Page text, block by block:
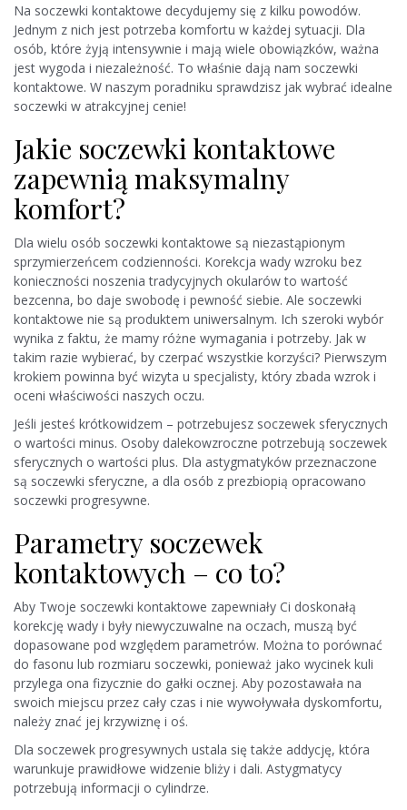
Na soczewki kontaktowe decydujemy się z kilku powodów.
Jednym z nich jest potrzeba komfortu w każdej sytuacji. Dla
osób, które żyją intensywnie i mają wiele obowiązków, ważna
jest wygoda i niezależność. To właśnie dają nam soczewki
kontaktowe. W naszym poradniku sprawdzisz jak wybrać idealne
soczewki w atrakcyjnej cenie!
Jakie soczewki kontaktowe
zapewnią maksymalny
komfort?
Dla wielu osób soczewki kontaktowe są niezastąpionym
sprzymierzeńcem codzienności. Korekcja wady wzroku bez
konieczności noszenia tradycyjnych okularów to wartość
bezcenna, bo daje swobodę i pewność siebie. Ale soczewki
kontaktowe nie są produktem uniwersalnym. Ich szeroki wybór
wynika z faktu, że mamy różne wymagania i potrzeby. Jak w
takim razie wybierać, by czerpać wszystkie korzyści? Pierwszym
krokiem powinna być wizyta u specjalisty, który zbada wzrok i
oceni właściwości naszych oczu.
Jeśli jesteś krótkowidzem – potrzebujesz soczewek sferycznych
o wartości minus. Osoby dalekowzroczne potrzebują soczewek
sferycznych o wartości plus. Dla astygmatyków przeznaczone
są soczewki sferyczne, a dla osób z prezbiopią opracowano
soczewki progresywne.
Parametry soczewek
kontaktowych – co to?
Aby Twoje soczewki kontaktowe zapewniały Ci doskonałą
korekcję wady i były niewyczuwalne na oczach, muszą być
dopasowane pod względem parametrów. Można to porównać
do fasonu lub rozmiaru soczewki, ponieważ jako wycinek kuli
przylega ona fizycznie do gałki ocznej. Aby pozostawała na
swoich miejscu przez cały czas i nie wywoływała dyskomfortu,
należy znać jej krzywiznę i oś.
Dla soczewek progresywnych ustala się także addycję, która
warunkuje prawidłowe widzenie bliży i dali. Astygmatycy
potrzebują informacji o cylindrze.